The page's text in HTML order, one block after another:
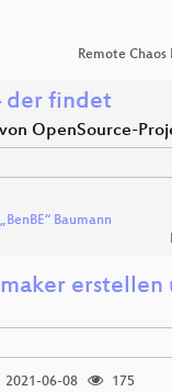
Remote Chaos
der findet
OpenSource-
Baumann
erstellen
2021-06-08
175